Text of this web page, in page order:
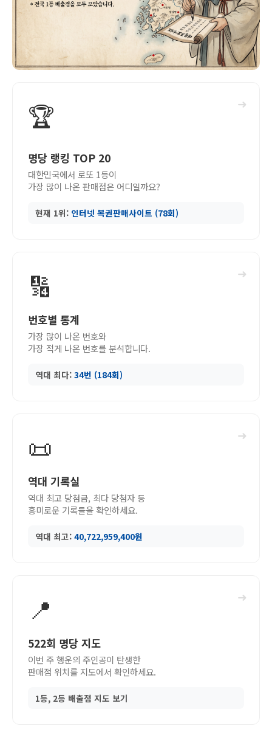
➜
🏆
명당 랭킹 TOP 20
대한민국에서 로또 1등이
가장 많이 나온 판매점은 어디일까요?
현재 1위: 인터넷 복권판매사이트 (78회)
➜
🔢
번호별 통계
가장 많이 나온 번호와
가장 적게 나온 번호를 분석합니다.
역대 최다: 34번 (184회)
➜
📜
역대 기록실
역대 최고 당첨금, 최다 당첨자 등
흥미로운 기록들을 확인하세요.
역대 최고: 40,722,959,400원
➜
📍
522회 명당 지도
이번 주 행운의 주인공이 탄생한
판매점 위치를 지도에서 확인하세요.
1등, 2등 배출점 지도 보기